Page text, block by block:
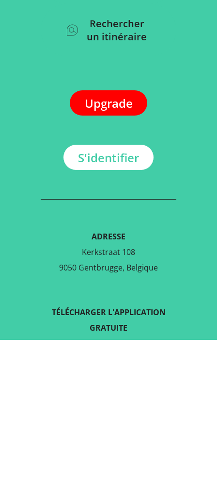
Rechercher
un itinéraire
Upgrade
S'identifier
ADRESSE
Kerkstraat 108
9050 Gentbrugge, Belgique
TÉLÉCHARGER L'APPLICATION
GRATUITE